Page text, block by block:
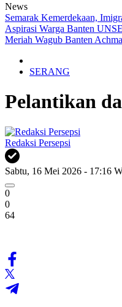
News
Semarak Kemerdekaan,
Aspirasi Warga Banten
Meriah Wagub Banten
SERANG
Pelantikan
Redaksi Persepsi
Sabtu, 16 Mei 2026 - 17:16
0
0
64